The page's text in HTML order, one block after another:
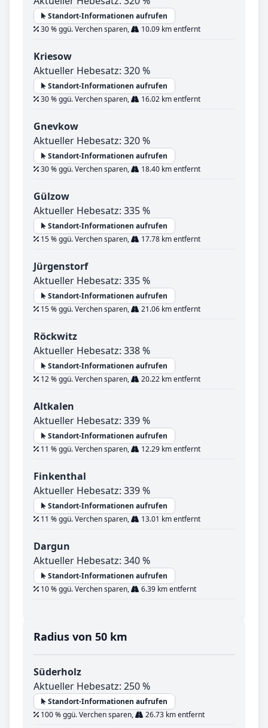
Standort-Informationen aufrufen
30 % ggü. Verchen sparen,
10.09 km entfernt
Kriesow
Aktueller Hebesatz: 320 %
Standort-Informationen aufrufen
30 % ggü. Verchen sparen,
16.02 km entfernt
Gnevkow
Aktueller Hebesatz: 320 %
Standort-Informationen aufrufen
30 % ggü. Verchen sparen,
18.40 km entfernt
Gülzow
Aktueller Hebesatz: 335 %
Standort-Informationen aufrufen
15 % ggü. Verchen sparen,
17.78 km entfernt
Jürgenstorf
Aktueller Hebesatz: 335 %
Standort-Informationen aufrufen
15 % ggü. Verchen sparen,
21.06 km entfernt
Röckwitz
Aktueller Hebesatz: 338 %
Standort-Informationen aufrufen
12 % ggü. Verchen sparen,
20.22 km entfernt
Altkalen
Aktueller Hebesatz: 339 %
Standort-Informationen aufrufen
11 % ggü. Verchen sparen,
12.29 km entfernt
Finkenthal
Aktueller Hebesatz: 339 %
Standort-Informationen aufrufen
11 % ggü. Verchen sparen,
13.01 km entfernt
Dargun
Aktueller Hebesatz: 340 %
Standort-Informationen aufrufen
10 % ggü. Verchen sparen,
6.39 km entfernt
Radius von 50 km
Süderholz
Aktueller Hebesatz: 250 %
Standort-Informationen aufrufen
100 % ggü. Verchen sparen,
26.73 km entfernt